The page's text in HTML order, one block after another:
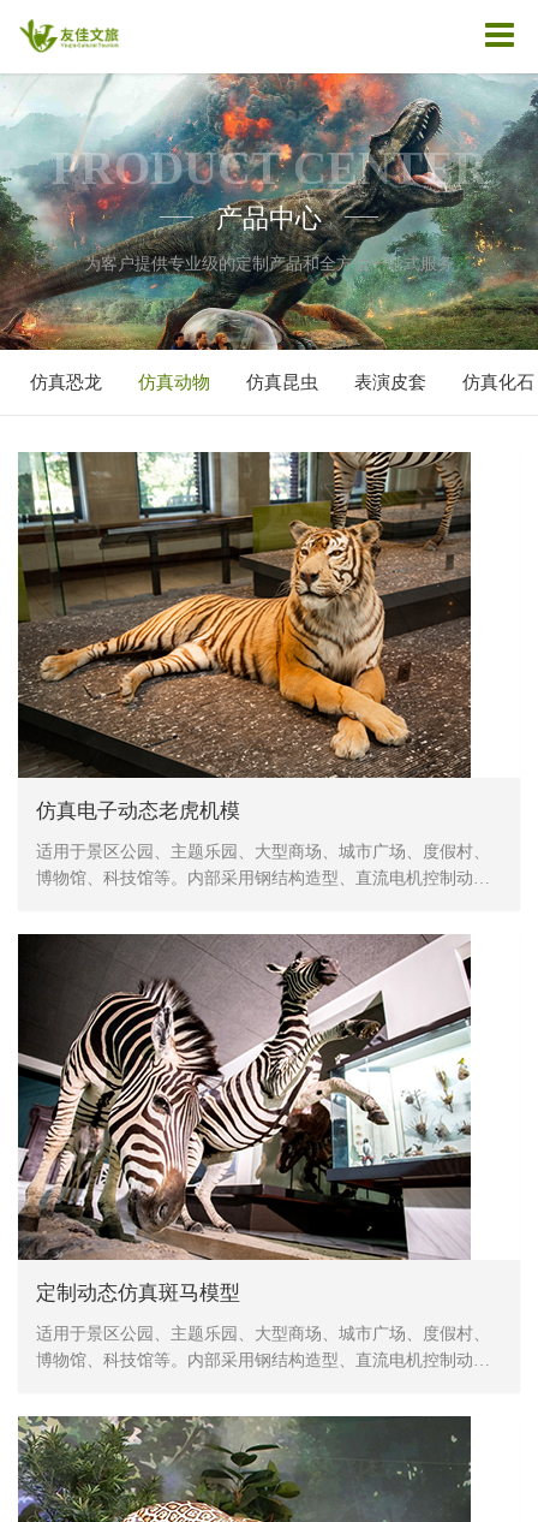
PRODUCT CENTER
—— 产品中心 ——
为客户提供专业级的定制产品和全方位一站式服务
仿真恐龙 仿真动物 仿真昆虫 表演皮套 仿真化石
仿真电子动态老虎机模
适用于景区公园、主题乐园、大型商场、城市广场、度假村、
博物馆、科技馆等。内部采用钢结构造型、直流电机控制动
色彩，产品形象生动、逼真，动作灵活、自然，防水，防火，
定制动态仿真斑马模型
适用于景区公园、主题乐园、大型商场、城市广场、度假村、
博物馆、科技馆等。内部采用钢结构造型、直流电机控制动
色彩，产品形象生动、逼真，动作灵活、自然，防水，防火，
防冻，抗高温